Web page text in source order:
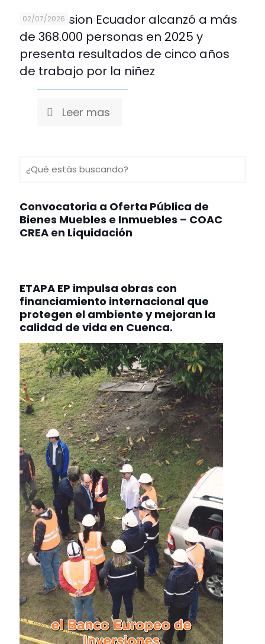
02/07/2026
World Vision Ecuador alcanzó a más
de 368.000 personas en 2025 y
presenta resultados de cinco años
de trabajo por la niñez
Leer mas
Convocatoria a Oferta Pública de
Bienes Muebles e Inmuebles – COAC
CREA en Liquidación
ETAPA EP impulsa obras con
financiamiento internacional que
protegen el ambiente y mejoran la
calidad de vida en Cuenca.